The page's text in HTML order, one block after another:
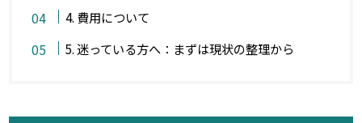
4. 費用について
5. 迷っている方へ：まずは現状の整理から